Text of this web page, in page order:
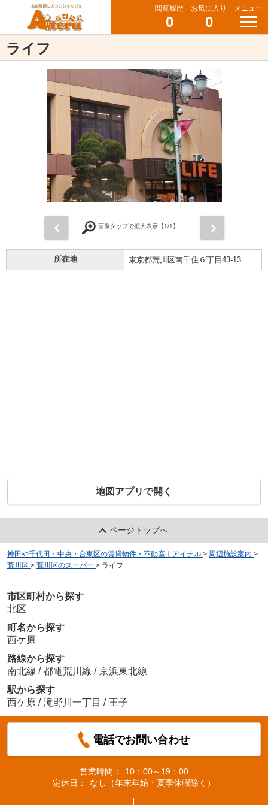
閲覧履歴
0
お気に入り
0
メニュー
ライフ
画像タップで拡大表示【1/1】
所在地 東京都荒川区南千住６丁目43-13
地図アプリで開く
ページトップへ
神田や千代田・中央・台東区の賃貸物件・不動産｜アイテル > 周辺施設案内 >
荒川区 > 荒川区のスーパー > ライフ
市区町村から探す
北区
町名から探す
西ケ原
路線から探す
南北線 / 都電荒川線 / 京浜東北線
駅から探す
西ケ原 / 滝野川一丁目 / 王子
電話でお問い合わせ
営業時間：
10：00～19：00
定休日：
なし（年末年始・夏季休暇除く）